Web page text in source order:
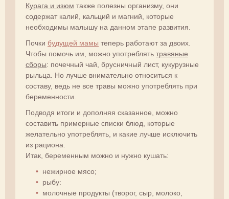
Курага и изюм также полезны организму, они
содержат калий, кальций и магний, которые
необходимы малышу на данном этапе развития.
Почки будущей мамы теперь работают за двоих.
Чтобы помочь им, можно употреблять травяные
сборы: почечный чай, брусничный лист, кукурузные
рыльца. Но лучше внимательно относиться к
составу, ведь не все травы можно употреблять при
беременности.
Подводя итоги и дополняя сказанное, можно
составить примерные списки блюд, которые
желательно употреблять, и какие лучше исключить
из рациона.
Итак, беременным можно и нужно кушать:
нежирное мясо;
рыбу:
молочные продукты (творог, сыр, молоко,